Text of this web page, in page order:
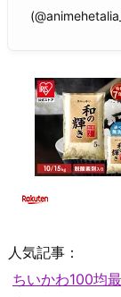
人気記事：
ちいかわ100均